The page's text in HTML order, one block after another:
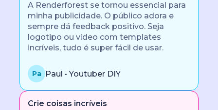
A Renderforest se tornou essencial para
minha publicidade. O público adora e
sempre dá feedback positivo. Seja
logotipo ou vídeo com templates
incríveis, tudo é super fácil de usar.
Pa Paul • Youtuber DIY
Crie coisas incríveis